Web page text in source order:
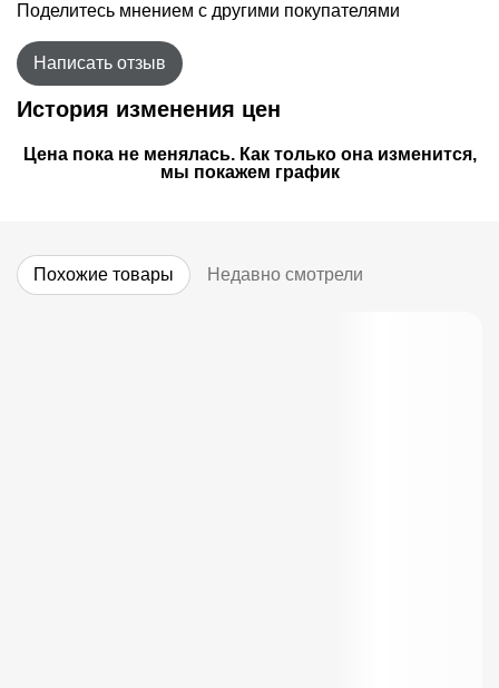
Поделитесь мнением с другими покупателями
Написать отзыв
История изменения цен
Цена пока не менялась. Как только она изменится,
мы покажем график
Похожие товары Недавно смотрели